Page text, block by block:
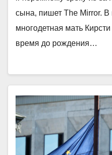
сына, пишет The Mirror. В
многодетная мать
время до рождения…